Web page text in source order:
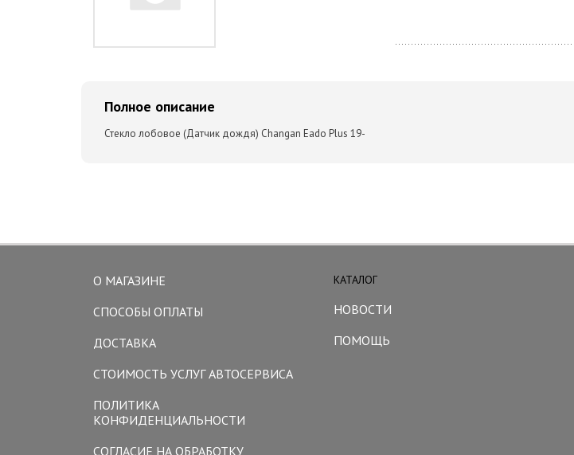
Полное описание
Стекло лобовое (Датчик дождя) Changan Eado Plus 19-
О МАГАЗИНЕ
СПОСОБЫ ОПЛАТЫ
ДОСТАВКА
СТОИМОСТЬ УСЛУГ АВТОСЕРВИСА
КАТАЛОГ
НОВОСТИ
ПОМОЩЬ
ПОЛИТИКА
КОНФИДЕНЦИАЛЬНОСТИ
СОГЛАСИЕ НА ОБРАБОТКУ